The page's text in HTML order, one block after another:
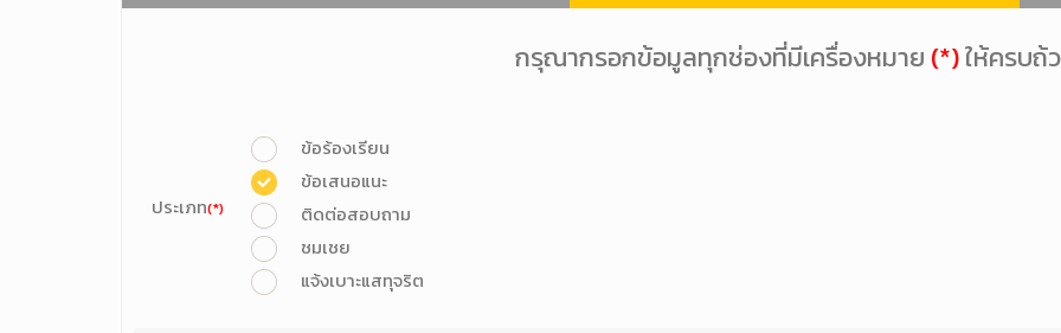
กรุณากรอกข้อมูลทุกช่องที่มีเครื่องหมาย (*)ให้ครบถ้
ประเภท(*)
ข้อร้องเรียน
ข้อเสนอแนะ
ติดต่อสอบถาม
ชมเชย
แจ้งเบาะแสทุจริต